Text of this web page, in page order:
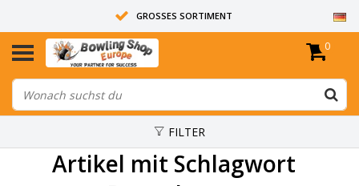
GROSSES SORTIMENT
14 TAGE RÜCKGABERECHT
ALLE BOWLINGKUGELN SIND UNGEBOHRT
0
FILTER
Artikel mit Schlagwort